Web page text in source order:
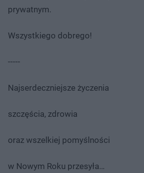
prywatnym.
Wszystkiego dobrego!
-----
Najserdeczniejsze życzenia
szczęścia, zdrowia
oraz wszelkiej pomyślności
w Nowym Roku przesyła…